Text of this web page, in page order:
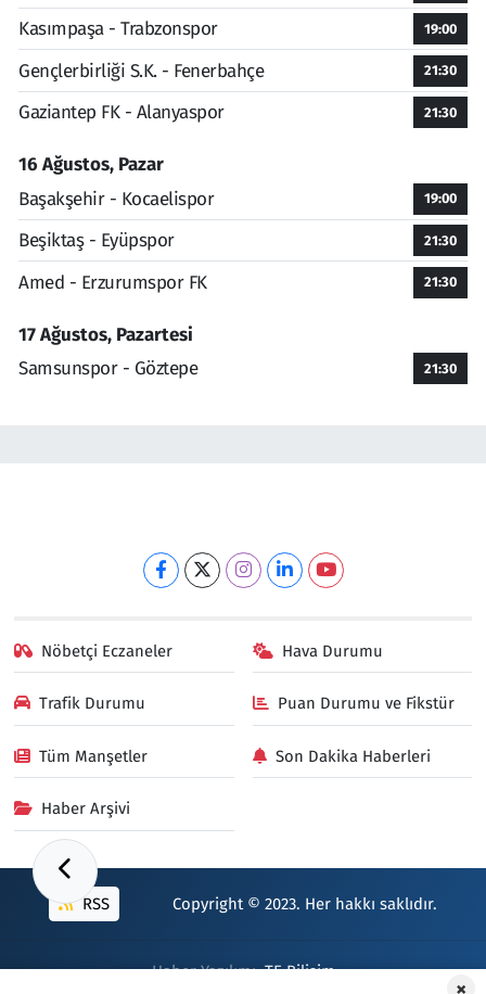
×
Kasımpaşa - Trabzonspor 19:00
Gençlerbirliği S.K. - Fenerbahçe 21:30
Gaziantep FK - Alanyaspor 21:30
16 Ağustos, Pazar
Başakşehir - Kocaelispor
19:00
Beşiktaş - Eyüpspor 21:30
Amed - Erzurumspor FK 21:30
17 Ağustos, Pazartesi
Samsunspor - Göztepe
21:30
Nöbetçi Eczaneler Hava Durumu
Trafik Durumu Puan Durumu ve Fikstür
Tüm Manşetler Son Dakika Haberleri
Haber Arşivi
RSS Copyright © 2023. Her hakkı saklıdır.
Haber Yazılımı:TE Bilişim